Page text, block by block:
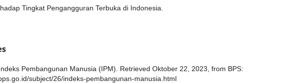
Tingkat Pengangguran Terbuka di Indonesia.
Pembangunan Manusia (IPM). Retrieved Oktober 22, 2023, from BPS:
subject/26/indeks-pembangunan-manusia.html